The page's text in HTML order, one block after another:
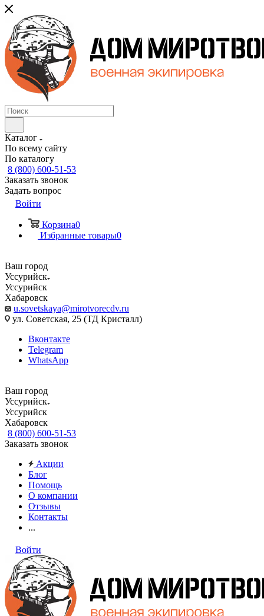
Каталог
По всему сайту
По каталогу
8 (800) 600-51-53
Заказать звонок
Задать вопрос
Войти
Корзина0
Избранные товары0
Ваш город
Уссурийск
Уссурийск
Хабаровск
u.sovetskaya@mirotvorecdv.ru
ул. Советская, 25 (ТД Кристалл)
Вконтакте
Telegram
WhatsApp
Ваш город
Уссурийск
Уссурийск
Хабаровск
8 (800) 600-51-53
Заказать звонок
Акции
Блог
Помощь
О компании
Отзывы
Контакты
...
Войти